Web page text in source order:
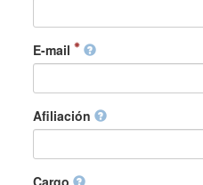
E-mail
Afiliación
Cargo